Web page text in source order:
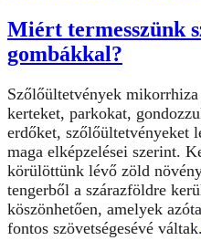
Miért termesszünk
gombákkal?
Szőlőültetvények
kerteket, parkokat,
erdőket, szőlőültetvényeket
maga elképzelései szerint.
körülöttünk lévő zöld
tengerből a szárazföldre
köszönhetően, amelyek
fontos szövetségesévé váltak.